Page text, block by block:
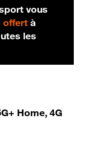
vous
offertà
les
Home, 4G